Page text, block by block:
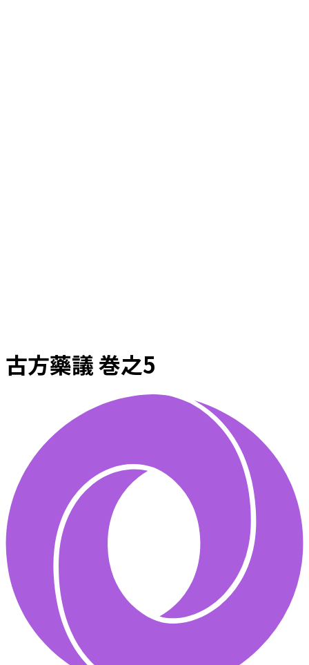
古方藥議 巻之5